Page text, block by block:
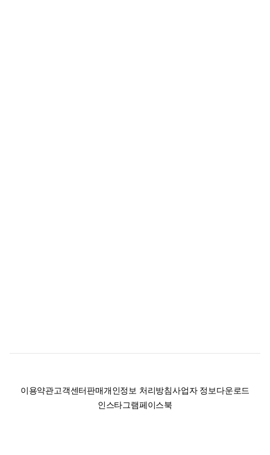
이용약관고객센터판매개인정보 처리방침사업자 정보다운로드
인스타그램페이스북